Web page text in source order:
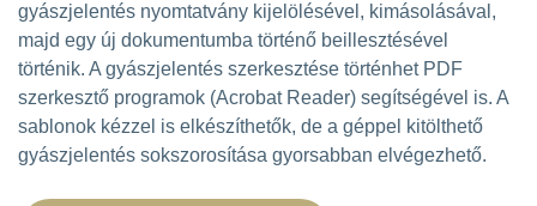
gyászjelentés nyomtatvány kijelölésével, kimásolásával,
majd egy új dokumentumba történő beillesztésével
történik. A gyászjelentés szerkesztése történhet PDF
szerkesztő programok (Acrobat Reader) segítségével is. A
sablonok kézzel is elkészíthetők, de a géppel kitölthető
gyászjelentés sokszorosítása gyorsabban elvégezhető.